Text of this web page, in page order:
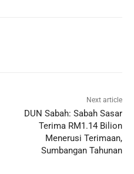
Next article
DUN Sabah: Sabah Sasar
Terima RM1.14 Bilion
Menerusi Terimaan,
Sumbangan Tahunan